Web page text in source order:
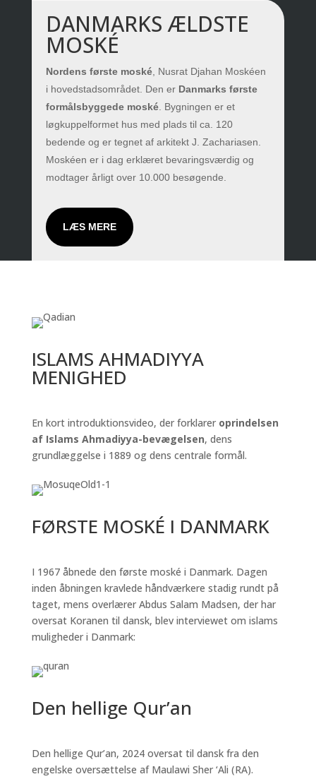
DANMARKS ÆLDSTE
MOSKÉ
Nordens første moské, Nusrat Djahan Moskéen
i hovedstadsområdet. Den er Danmarks første
formålsbyggede moské. Bygningen er et
løgkuppelformet hus med plads til ca. 120
bedende og er tegnet af arkitekt J. Zachariasen.
Moskéen er i dag erklæret bevaringsværdig og
modtager årligt over 10.000 besøgende.
LÆS MERE
ISLAMS AHMADIYYA
MENIGHED
En kort introduktionsvideo, der forklarer oprindelsen
af Islams Ahmadiyya-bevægelsen, dens
grundlæggelse i 1889 og dens centrale formål.
FØRSTE MOSKÉ I DANMARK
I 1967 åbnede den første moské i Danmark. Dagen
inden åbningen kravlede håndværkere stadig rundt på
taget, mens overlærer Abdus Salam Madsen, der har
oversat Koranen til dansk, blev interviewet om islams
muligheder i Danmark:
Den hellige Qur’an
Den hellige Qur’an, 2024 oversat til dansk fra den
engelske oversættelse af Maulawi Sher ‘Ali (RA).